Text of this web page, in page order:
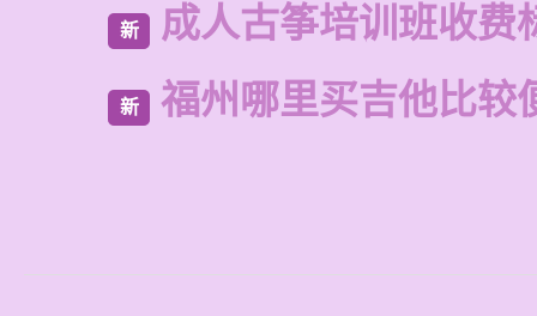
新 成人古筝培训班收费
新 福州哪里买吉他比较